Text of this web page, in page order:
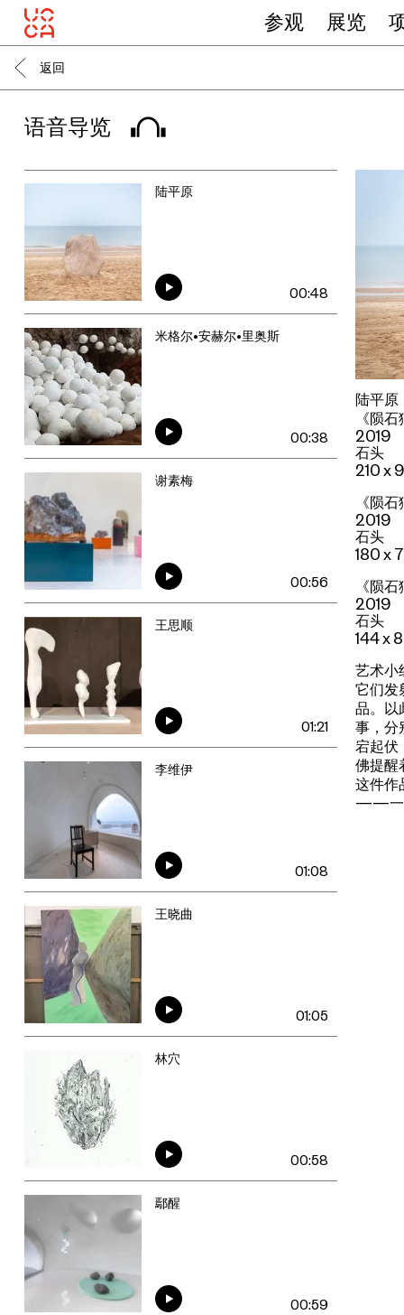
参观 展览
返回
语音导览
陆平原
《陨
2019
石头
210 x
《陨
2019
石头
180 x
《陨
2019
石头
144 x
艺术小
它们发
品。以
事，分
宕起伏
佛提醒
这件作
——一
陆平原
00:48
米格尔•安赫尔•里奥斯
00:38
谢素梅
00:56
王思顺
01:21
李维伊
01:08
王晓曲
01:05
林穴
00:58
鄢醒
00:59